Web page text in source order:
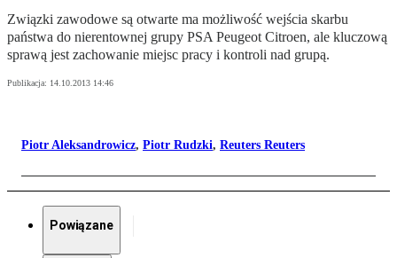
Związki zawodowe są otwarte ma możliwość wejścia skarbu
państwa do nierentownej grupy PSA Peugeot Citroen, ale kluczową
sprawą jest zachowanie miejsc pracy i kontroli nad grupą.
Publikacja: 14.10.2013 14:46
Piotr Aleksandrowicz, Piotr Rudzki, Reuters Reuters
Powiązane